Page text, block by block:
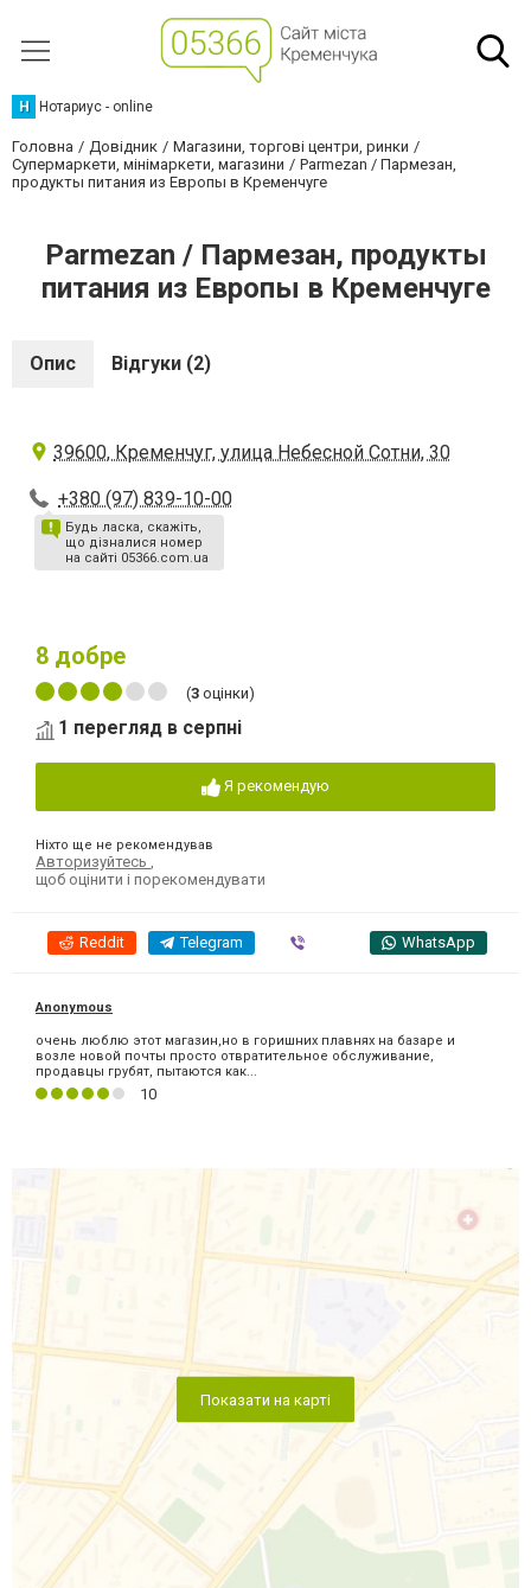
Н Нотариус - online
Головна Довідник
Магазини, торгові центри, ринки
Супермаркети, мінімаркети, магазини
Parmezan / Пармезан,
продукты питания из Европы в Кременчуге
Parmezan / Пармезан, продукты
питания из Европы в Кременчуге
Опис Відгуки (2)
39600, Кременчуг, улица Небесной Сотни, 30
+380 (97) 839-10-00
Будь ласка, скажіть,
що дізналися номер
на сайті 05366.com.ua
8 добре
(3 оцінки)
1 перегляд в серпні
Я рекомендую
Ніхто ще не рекомендував
Авторизуйтесь
щоб оцінити і порекомендувати
Reddit Telegram WhatsApp
Anonymous
очень люблю этот магазин,но в горишних плавнях на базаре и
возле новой почты просто отвратительное обслуживание,
продавцы грубят, пытаются как...
10
Показати на карті